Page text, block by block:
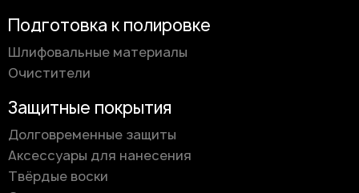
Подготовка к полировке
Шлифовальные материалы
Очистители
Защитные покрытия
Долговременные защиты
Аксессуары для нанесения
Твёрдые воски